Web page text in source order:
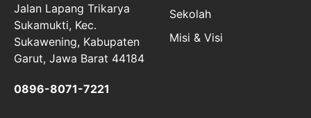
Jalan Lapang Trikarya
Sukamukti, Kec.
Sukawening, Kabupaten
Garut, Jawa Barat 44184
0896-8071-7221
Sekolah
Misi & Visi